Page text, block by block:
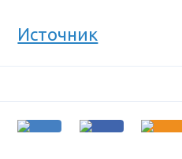
Источник